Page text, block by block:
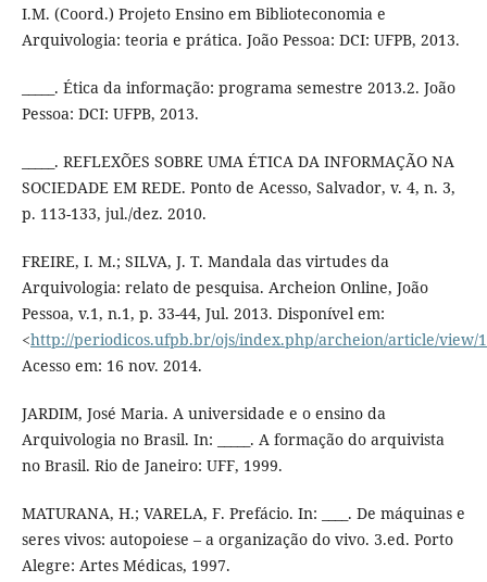
I.M. (Coord.) Projeto Ensino em Biblioteconomia e
Arquivologia: teoria e prática. João Pessoa: DCI: UFPB, 2013.
_____. Ética da informação: programa semestre 2013.2. João
Pessoa: DCI: UFPB, 2013.
_____. REFLEXÕES SOBRE UMA ÉTICA DA INFORMAÇÃO NA
SOCIEDADE EM REDE. Ponto de Acesso, Salvador, v. 4, n. 3,
p. 113-133, jul./dez. 2010.
FREIRE, I. M.; SILVA, J. T. Mandala das virtudes da
Arquivologia: relato de pesquisa. Archeion Online, João
Pessoa, v.1, n.1, p. 33-44, Jul. 2013. Disponível em:
<http://periodicos.ufpb.br/ojs/index.php/archeion/article/view/
Acesso em: 16 nov. 2014.
JARDIM, José Maria. A universidade e o ensino da
Arquivologia no Brasil. In: _____. A formação do arquivista
no Brasil. Rio de Janeiro: UFF, 1999.
MATURANA, H.; VARELA, F. Prefácio. In: ____. De máquinas e
seres vivos: autopoiese – a organização do vivo. 3.ed. Porto
Alegre: Artes Médicas, 1997.